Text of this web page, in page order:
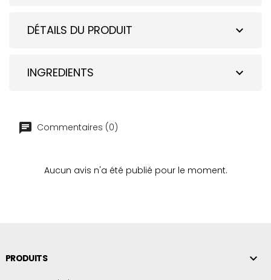
expand_more
DÉTAILS DU PRODUIT
expand_more
INGREDIENTS
Commentaires (0)
Aucun avis n'a été publié pour le moment.
PRODUITS 